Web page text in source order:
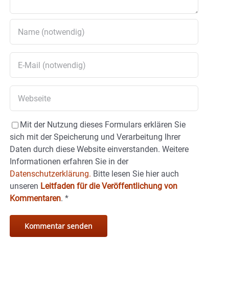
Mit der Nutzung dieses Formulars erklären Sie
sich mit der Speicherung und Verarbeitung Ihrer
Daten durch diese Website einverstanden. Weitere
Informationen erfahren Sie in der
Datenschutzerklärung. Bitte lesen Sie hier auch
unseren Leitfaden für die Veröffentlichung von
Kommentaren. *